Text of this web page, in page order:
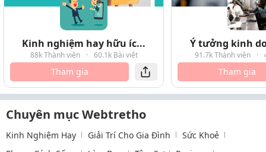
Kinh nghiệm hay hữu íc...
88k Thành viên · 60.1k Bài viết
Tham gia
Ý tưởng kinh
91.7k Thành viên ·
Tham gia
Chuyên mục Webtretho
Kinh Nghiệm Hay Giải Trí Cho Gia Đình
Sức Khoẻ